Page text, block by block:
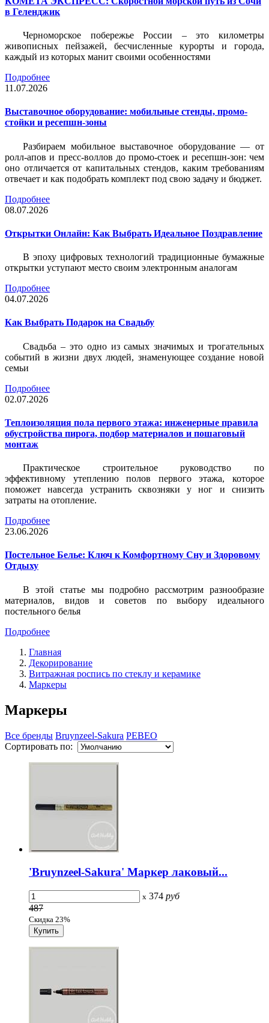
в Геленджик
Черноморское побережье России – это километры
живописных пейзажей, бесчисленные курорты и города,
каждый из которых манит своими особенностями
Подробнее
11.07.2026
Выставочное оборудование: мобильные стенды, промо-
стойки и ресепшн-зоны
Разбираем мобильное выставочное оборудование — от
ролл-апов и пресс-воллов до промо-стоек и ресепшн-зон: чем
оно отличается от капитальных стендов, каким требованиям
отвечает и как подобрать комплект под свою задачу и бюджет.
Подробнее
08.07.2026
Открытки Онлайн: Как Выбрать Идеальное Поздравление
В эпоху цифровых технологий традиционные бумажные
открытки уступают место своим электронным аналогам
Подробнее
04.07.2026
Как Выбрать Подарок на Свадьбу
Свадьба – это одно из самых значимых и трогательных
событий в жизни двух людей, знаменующее создание новой
семьи
Подробнее
02.07.2026
Теплоизоляция пола первого этажа: инженерные правила
обустройства пирога, подбор материалов и пошаговый
монтаж
Практическое строительное руководство по
эффективному утеплению полов первого этажа, которое
поможет навсегда устранить сквозняки у ног и снизить
затраты на отопление.
Подробнее
23.06.2026
Постельное Белье: Ключ к Комфортному Сну и Здоровому
Отдыху
В этой статье мы подробно рассмотрим разнообразие
материалов, видов и советов по выбору идеального
постельного белья
Подробнее
Главная
Декорирование
Витражная роспись по стеклу и керамике
Маркеры
Маркеры
Все бренды Bruynzeel-Sakura PEBEO
Сортировать по:
'Bruynzeel-Sakura' Маркер лаковый...
x 374 руб
487
Скидка 23%